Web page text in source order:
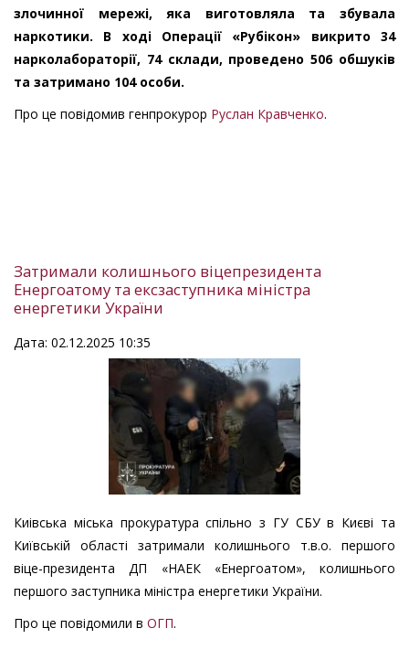
злочинної мережі, яка виготовляла та збувала
наркотики. В ході Операції «Рубікон» викрито 34
нарколабораторії, 74 склади, проведено 506 обшуків
та затримано 104 особи.
Про це повідомив генпрокурор Руслан Кравченко.
Затримали колишнього віцепрезидента
Енергоатому та ексзаступника міністра
енергетики України
Дата: 02.12.2025 10:35
Киівська міська прокуратура спільно з ГУ СБУ в Києві та
Київській області затримали колишнього т.в.о. першого
віце-президента ДП «НАЕК «Енергоатом», колишнього
першого заступника міністра енергетики України.
Про це повідомили в ОГП.